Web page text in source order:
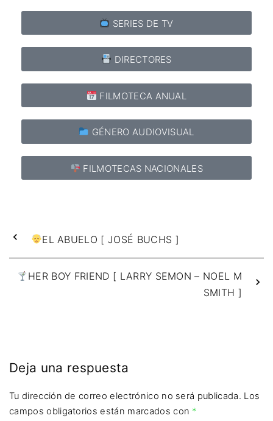
SERIES DE TV
DIRECTORES
FILMOTECA ANUAL
GÉNERO AUDIOVISUAL
FILMOTECAS NACIONALES
EL ABUELO [ JOSÉ BUCHS ]
HER BOY FRIEND [ LARRY SEMON – NOEL M
SMITH ]
Deja una respuesta
Tu dirección de correo electrónico no será publicada. Los
campos obligatorios están marcados con *